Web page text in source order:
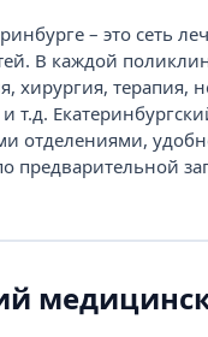
– это сеть
В каждой
хирургия, терапия,
т.д.
отделениями,
предварительной